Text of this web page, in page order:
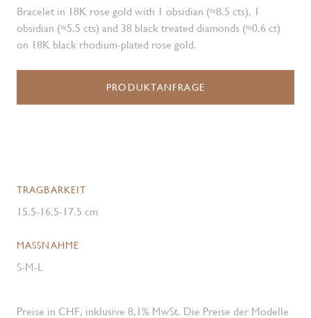
Bracelet in 18K rose gold with 1 obsidian (≈8.5 cts), 1
obsidian (≈5.5 cts) and 38 black treated diamonds (≈0.6 ct)
on 18K black rhodium-plated rose gold.
PRODUKTANFRAGE
TRAGBARKEIT
15.5-16.5-17.5 cm
MASSNAHME
S-M-L
Preise in CHF, inklusive 8,1% MwSt. Die Preise der Modelle